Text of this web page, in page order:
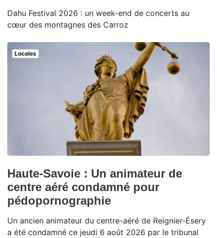
Dahu Festival 2026 : un week-end de concerts au
cœur des montagnes des Carroz
Locales
Haute-Savoie : Un animateur de
centre aéré condamné pour
pédopornographie
Un ancien animateur du centre-aéré de Reignier-Ésery
a été condamné ce jeudi 6 août 2026 par le tribunal